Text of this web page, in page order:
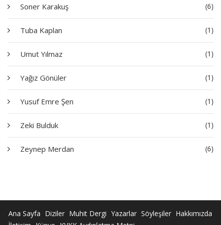
Soner Karakuş (6)
Tuba Kaplan (1)
Umut Yılmaz (1)
Yağız Gönüler (1)
Yusuf Emre Şen (1)
Zeki Bulduk (1)
Zeynep Merdan (6)
Ana Sayfa Diziler Muhit Dergi Yazarlar Söyleşiler Hakkımızda